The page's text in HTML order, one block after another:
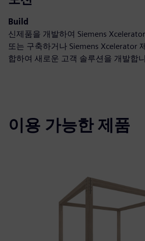
Build
신제품을 개발하여 Siemens
또는 구축하거나 Siemens Xcelerator
합하여 새로운 고객 솔루션을 개발합
이용 가능한 제품